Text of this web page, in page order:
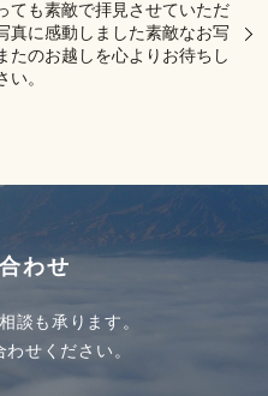
ても素敵で拝見させていただ
真️に感動しました素敵なお写
たのお越しを心よりお待ちし
。
わせ
談も承ります。
せください。